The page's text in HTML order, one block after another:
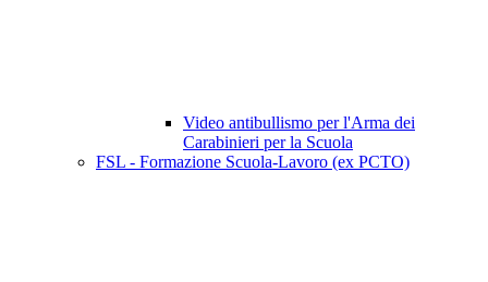
Video antibullismo per l'Arma dei
Carabinieri per la Scuola
FSL - Formazione Scuola-Lavoro (ex PCTO)